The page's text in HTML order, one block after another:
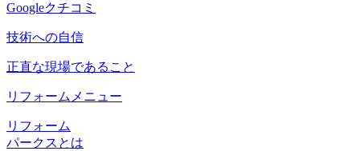
Googleクチコミ
技術への自信
正直な現場であること
リフォームメニュー
リフォーム
パークスとは